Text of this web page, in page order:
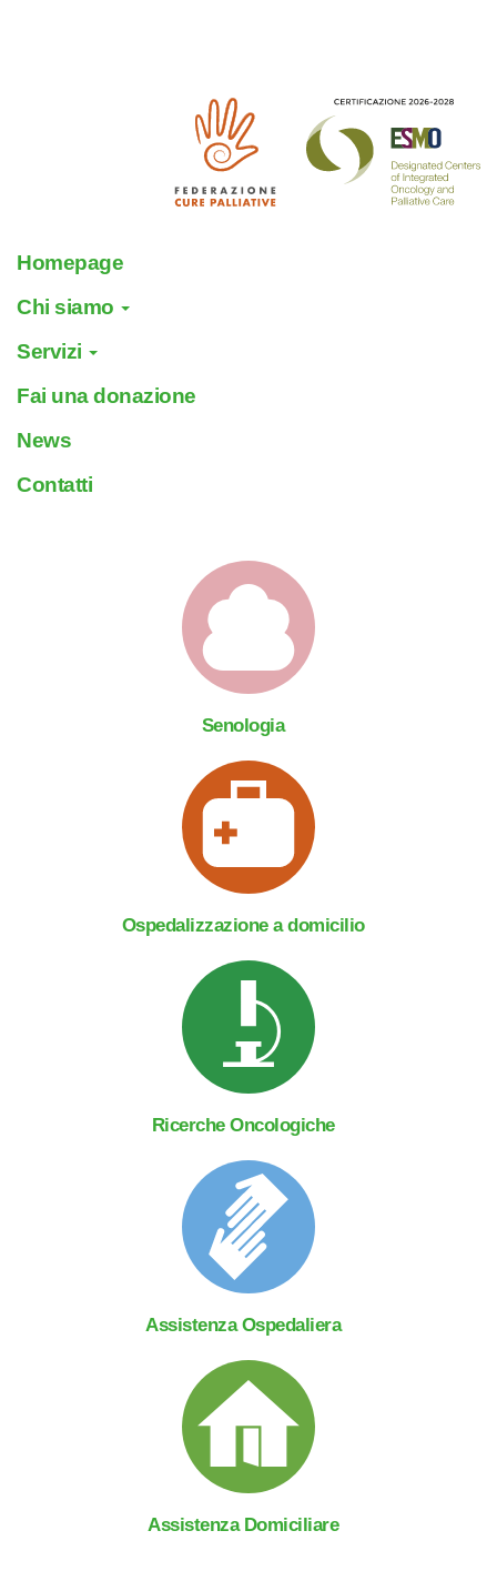
Homepage
Chi siamo
Servizi
Fai una donazione
News
Contatti
Senologia
Ospedalizzazione a domicilio
Ricerche Oncologiche
Assistenza Ospedaliera
Assistenza Domiciliare